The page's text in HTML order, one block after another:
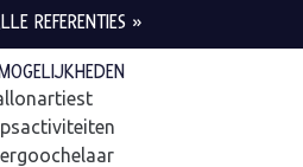
REFERENTIES »